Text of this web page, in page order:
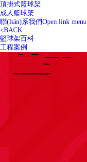
頂掛式籃球架
成人籃球架
聯(lián)系我們Open link menu
<BACK
籃球架百科
工程案例